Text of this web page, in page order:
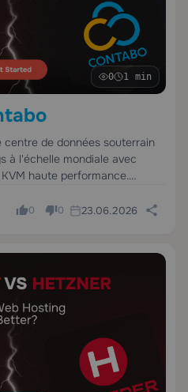
0 1 min
centre de données souterrain
à l'échelle mondiale avec
haute performance.
s'appuie sur une
0 0 23.06.2026